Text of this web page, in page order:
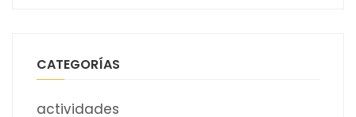
CATEGORÍAS
actividades